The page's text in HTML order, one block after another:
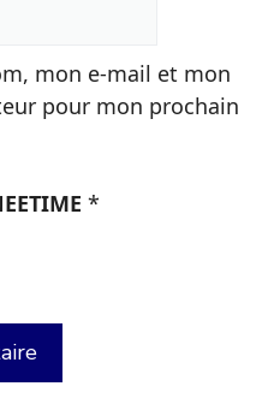
mon e-mail et mon
pour mon prochain
*